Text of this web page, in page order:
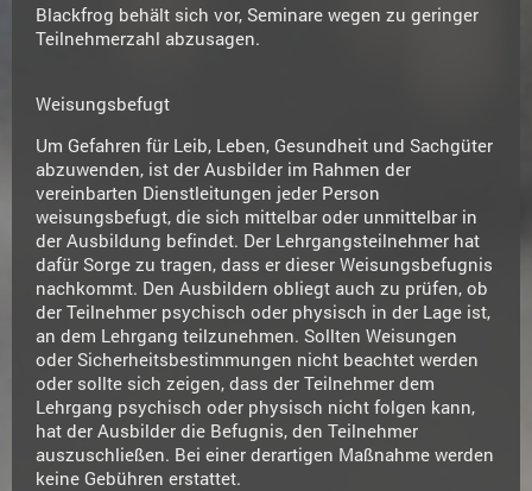
Blackfrog behält sich vor, Seminare wegen zu geringer
Teilnehmerzahl abzusagen.
Weisungsbefugt
Um Gefahren für Leib, Leben, Gesundheit und Sachgüter
abzuwenden, ist der Ausbilder im Rahmen der
vereinbarten Dienstleitungen jeder Person
weisungsbefugt, die sich mittelbar oder unmittelbar in
der Ausbildung befindet. Der Lehrgangsteilnehmer hat
dafür Sorge zu tragen, dass er dieser Weisungsbefugnis
nachkommt. Den Ausbildern obliegt auch zu prüfen, ob
der Teilnehmer psychisch oder physisch in der Lage ist,
an dem Lehrgang teilzunehmen. Sollten Weisungen
oder Sicherheitsbestimmungen nicht beachtet werden
oder sollte sich zeigen, dass der Teilnehmer dem
Lehrgang psychisch oder physisch nicht folgen kann,
hat der Ausbilder die Befugnis, den Teilnehmer
auszuschließen. Bei einer derartigen Maßnahme werden
keine Gebühren erstattet.